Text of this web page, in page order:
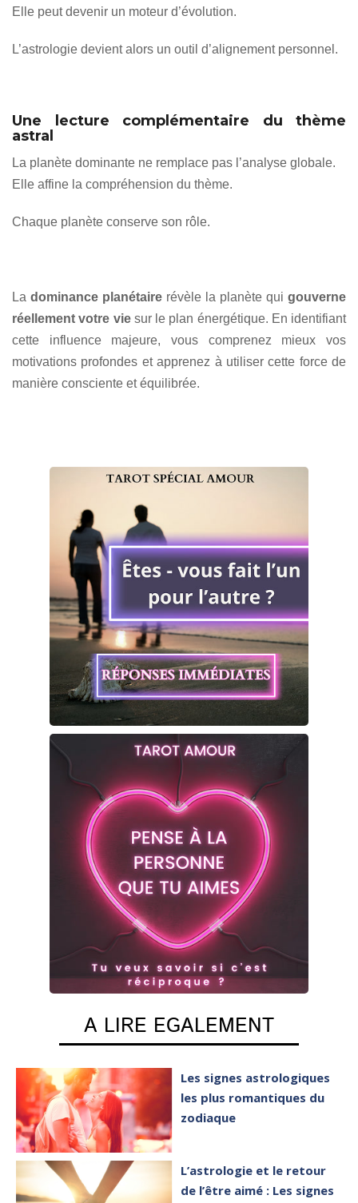
Elle peut devenir un moteur d’évolution.
L’astrologie devient alors un outil d’alignement personnel.
Une lecture complémentaire du thème
astral
La planète dominante ne remplace pas l’analyse globale.
Elle affine la compréhension du thème.
Chaque planète conserve son rôle.
La dominance planétaire révèle la planète qui gouverne
réellement votre viesur le plan énergétique. En identifiant
cette influence majeure, vous comprenez mieux vos
motivations profondes et apprenez à utiliser cette force de
manière consciente et équilibrée.
A LIRE EGALEMENT
Les signes astrologiques
les plus romantiques du
zodiaque
L’astrologie et le retour
de l’être aimé : Les signes